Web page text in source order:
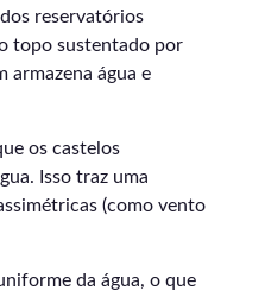
reservatórios
topo sustentado por
armazena água e
os castelos
Isso traz uma
(como vento
da água, o que